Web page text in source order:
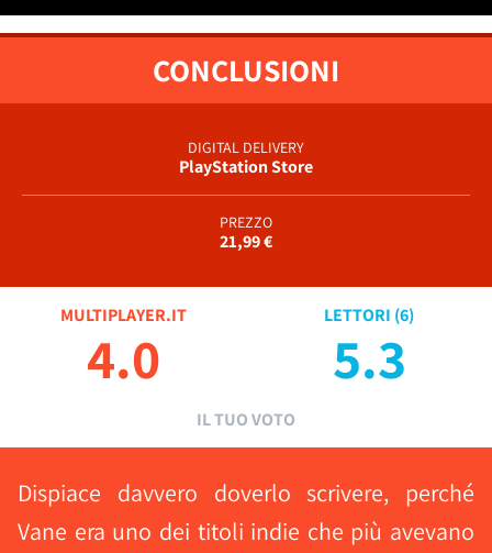
CONCLUSIONI
DIGITAL DELIVERY
PlayStation Store
PREZZO
21,99 €
MULTIPLAYER.IT
4.0
LETTORI (6)
5.3
IL TUO VOTO
Dispiace davvero doverlo scrivere, perché
Vane era uno dei titoli indie che più avevano